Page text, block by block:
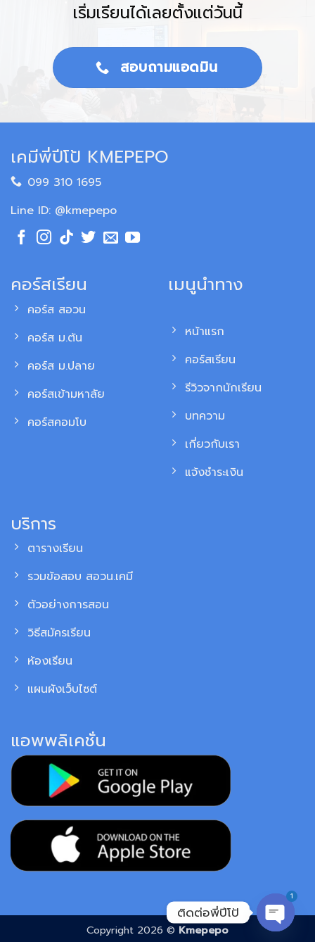
เริ่มเรียนได้เลยตั้งแต่วันนี้
สอบถามแอดมิน
เคมีพี่ปีโป้ KMEPEPO
099 310 1695
Line ID: @kmepepo
คอร์สเรียน
คอร์ส สอวน
คอร์ส ม.ต้น
คอร์ส ม.ปลาย
คอร์สเข้ามหาลัย
คอร์สคอมโบ
เมนูนำทาง
หน้าแรก
คอร์สเรียน
รีวิวจากนักเรียน
บทความ
เกี่ยวกับเรา
แจ้งชำระเงิน
บริการ
ตารางเรียน
รวมข้อสอบ สอวน.เคมี
ตัวอย่างการสอน
วิธีสมัครเรียน
ห้องเรียน
แผนผังเว็บไซต์
แอพพลิเคชั่น
Copyright 2026 © Kmepepo
ติดต่อพี่ปีโป้
1